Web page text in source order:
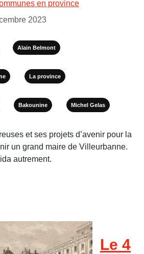
en province
2023
Alain Belmont
La province
Bakounine Michel Gelas
et ses projets d’avenir pour la
un grand maire de Villeurbanne.
autrement.
Le 4